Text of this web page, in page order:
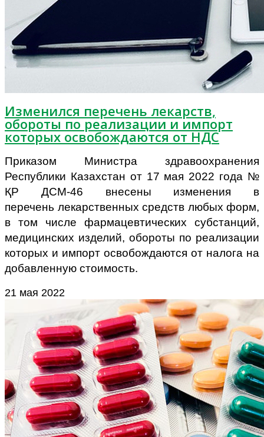
Изменился перечень лекарств,
обороты по реализации и импорт
которых освобождаются от НДС
Приказом Министра здравоохранения
Республики Казахстан от 17 мая 2022 года №
ҚР ДСМ-46 внесены изменения в
перечень лекарственных средств любых форм,
в том числе фармацевтических субстанций,
медицинских изделий, обороты по реализации
которых и импорт освобождаются от налога на
добавленную стоимость.
21 мая 2022